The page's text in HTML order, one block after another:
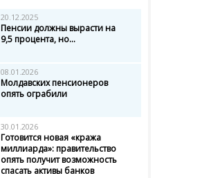
20.12.2025
Пенсии должны вырасти на
9,5 процента, но...
08.01.2026
Молдавских пенсионеров
опять ограбили
30.01.2026
Готовится новая «кража
миллиарда»: правительство
опять получит возможность
спасать активы банков